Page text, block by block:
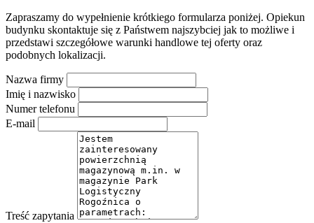
Zapraszamy do wypełnienie krótkiego formularza poniżej. Opiekun
budynku skontaktuje się z Państwem najszybciej jak to możliwe i
przedstawi szczegółowe warunki handlowe tej oferty oraz
podobnych lokalizacji.
Nazwa firmy
Imię i nazwisko
Numer telefonu
E-mail
Treść zapytania